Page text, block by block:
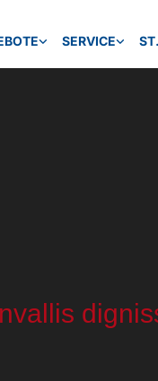
SERVICE